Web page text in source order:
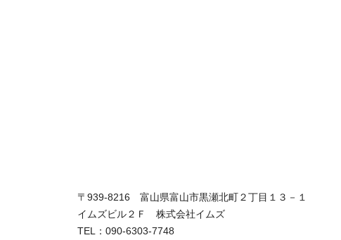
〒939-8216 富山県富山市黒瀬北町２丁目１３－１
イムズビル２Ｆ 株式会社イムズ
TEL：090-6303-7748